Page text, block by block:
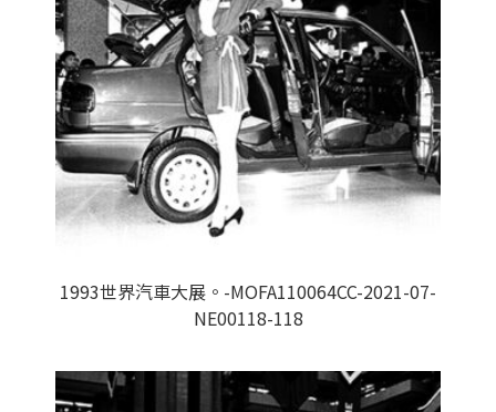
1993世界汽車大展。-MOFA110064CC-2021-07-
NE00118-118